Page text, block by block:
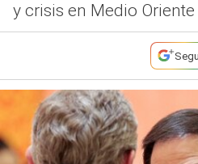
y crisis en Medio Oriente